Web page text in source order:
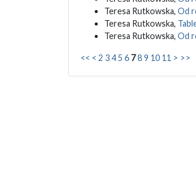
Teresa Rutkowska, Od
Teresa Rutkowska,
Teresa Rutkowska, Od
<< < 2 3 4 5 6 7 8 9 10 11 > >>